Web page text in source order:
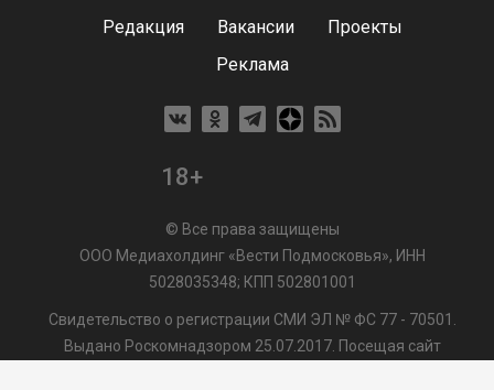
Редакция Вакансии
Проекты
Реклама
18+
© Все права защищены
ООО Медиахолдинг «Вести Подмосковья», ИНН
5028035348; КПП 502801001
Свидетельство о регистрации СМИ ЭЛ № ФС 77 - 70501.
Выдано Роскомнадзором 25.07.2017. Посещая сайт